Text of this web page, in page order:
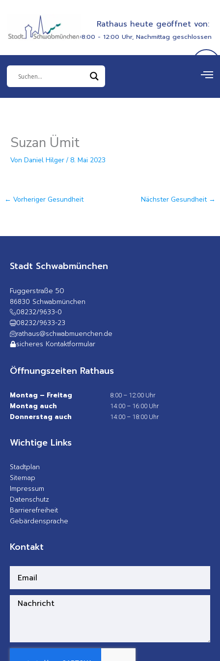
springen
Rathaus heute geöffnet von:
08:00 - 12:00 Uhr, Nachmittag geschlossen
Suzan Ümit
VonDaniel Hilger/ 8. Mai 2023
← Vorheriger Gesundheit Nächster Gesundheit →
Stadt Schwabmünchen
Fuggerstraße 50
86830 Schwabmünchen
08232/9633-0
08232/9633-23
rathaus@schwabmuenchen.de
sicheres Kontaktformular
Öffnungszeiten Rathaus
Montag – Freitag 8:00 – 12:00 Uhr
Montag auch 14:00 – 16:00 Uhr
Donnerstag auch 14:00 – 18:00 Uhr
Wichtige Links
Stadtplan
Sitemap
Impressum
Datenschutz
Barrierefreiheit
Gebärdensprache
Kontakt